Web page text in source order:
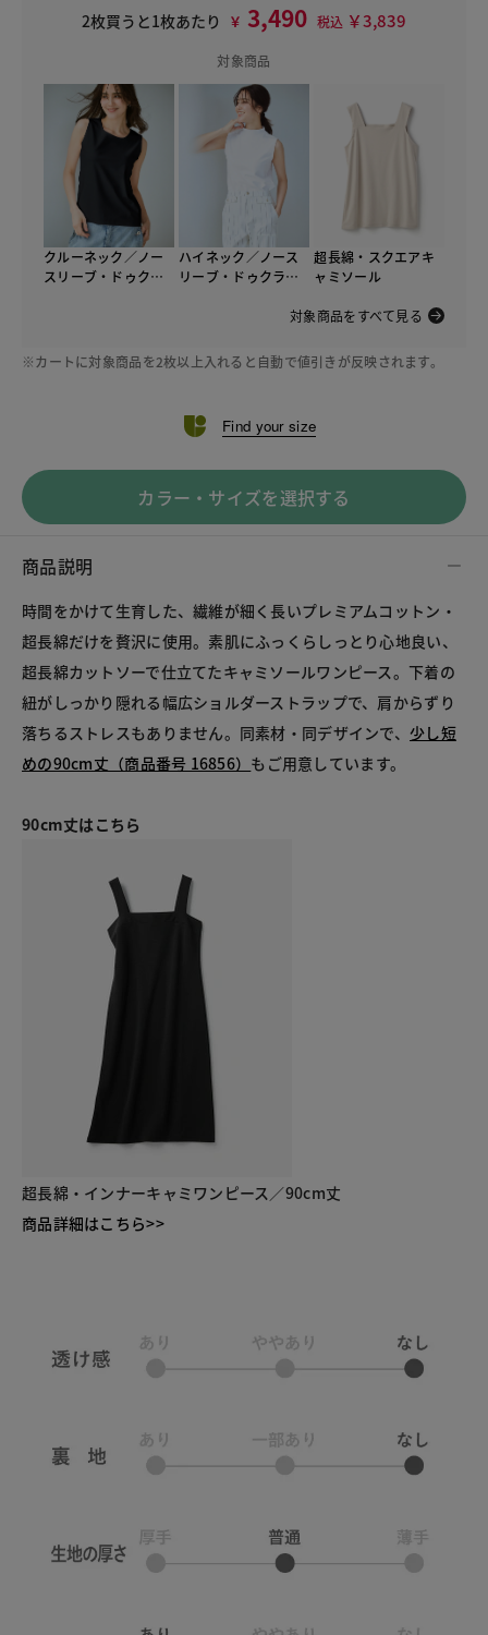
2枚買うと1枚あたり ￥ 3,490 税込 ￥3,839
対象商品
クルーネック／ノー
スリーブ・ドゥクラ
ハイネック／ノース
リーブ・ドゥクラッ
超長綿・スクエアキ
ャミソール
対象商品をすべて見る
※カートに対象商品を2枚以上入れると自動で値引きが反映されます。
Find your size
カラー・サイズを選択する
商品説明
時間をかけて生育した、繊維が細く長いプレミアムコットン・
超長綿だけを贅沢に使用。素肌にふっくらしっとり心地良い、
超長綿カットソーで仕立てたキャミソールワンピース。下着の
紐がしっかり隠れる幅広ショルダーストラップで、肩からずり
落ちるストレスもありません。同素材・同デザインで、 少し短
めの90cm丈（商品番号 16856） もご用意しています。
90cm丈はこちら
超長綿・インナーキャミワンピース／90cm丈
商品詳細はこちら>>